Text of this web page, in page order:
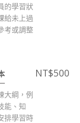
的學習狀
給未上過
考或調整
NT$500
大綱，例
能、知
排學習時